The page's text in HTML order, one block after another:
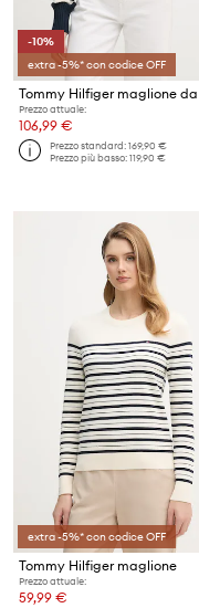
-10%
extra -5%* con codice OFF
Prezzo attuale:
106,99 €
Prezzo standard:169,90 €
Prezzo più basso:119,90 €
extra -5%* con codice OFF
Tommy Hilfiger maglione
Prezzo attuale:
59,99 €